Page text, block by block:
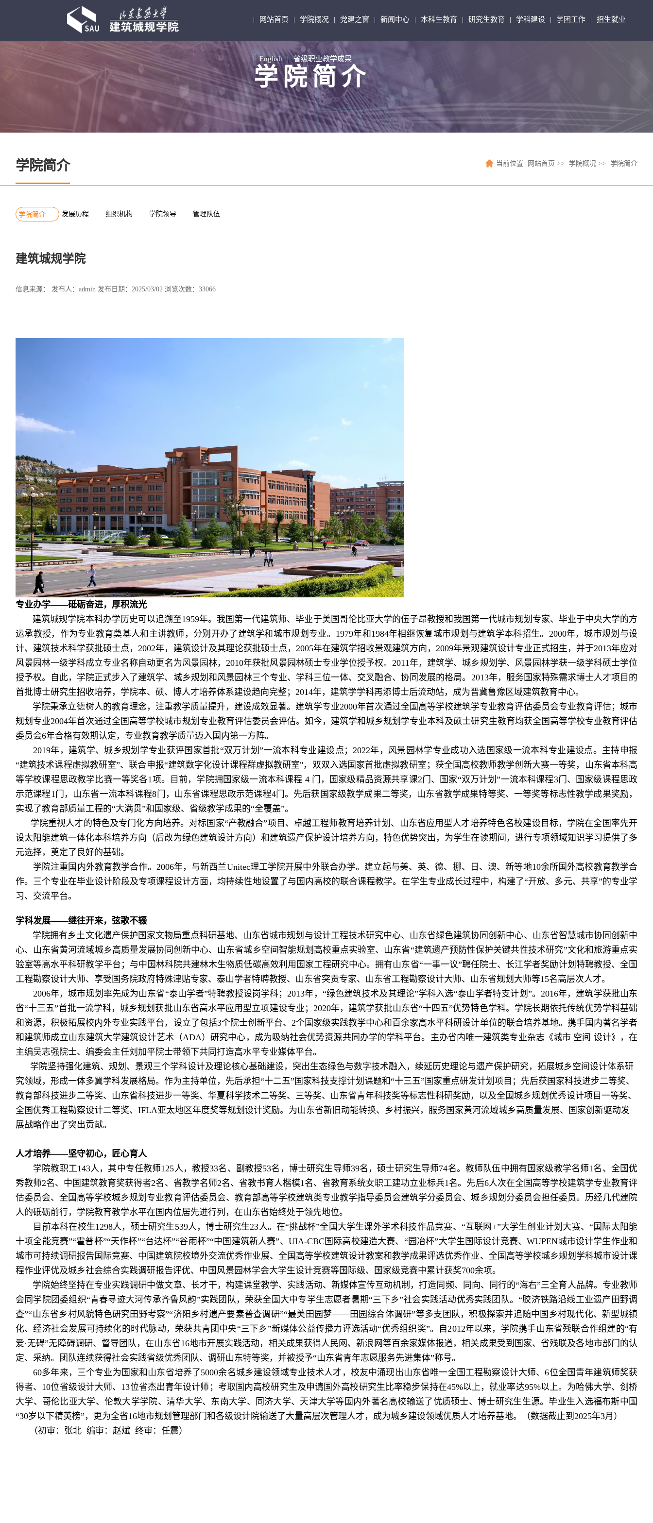
网站首页 学院概况 党建之窗 新闻中心 本科生教育 研究生教育 学科建设 学团工作 招生就业
| English | 省级职业教学成果
学院简介
学院简介 当前位置 网站首页 >> 学院概况 >> 学院简介
学院简介 发展历程 组织机构 学院领导 管理队伍
建筑城规学院
信息来源： 发布人：admin 发布日期：2025/03/02 浏览次数： 33066
专业办学——砥砺奋进，厚积流光
建筑城规学院本科办学历史可以追溯至1959年。我国第一代建筑师、毕业于美国哥伦比亚大学的伍子昂教授和我国第一代城市规划专家、毕业于中央大学的方
运承教授，作为专业教育奠基人和主讲教师，分别开办了建筑学和城市规划专业。1979年和1984年相继恢复城市规划与建筑学本科招生。2000年，城市规划与设
计、建筑技术科学获批硕士点，2002年，建筑设计及其理论获批硕士点，2005年在建筑学招收景观建筑方向，2009年景观建筑设计专业正式招生，并于2013年应对
风景园林一级学科成立专业名称自动更名为风景园林，2010年获批风景园林硕士专业学位授予权。2011年，建筑学、城乡规划学、风景园林学获一级学科硕士学位
授予权。自此，学院正式步入了建筑学、城乡规划和风景园林三个专业、学科三位一体、交叉融合、协同发展的格局。2013年，服务国家特殊需求博士人才项目的
首批博士研究生招收培养，学院本、硕、博人才培养体系建设趋向完整；2014年，建筑学学科再添博士后流动站，成为晋冀鲁豫区域建筑教育中心。
学院秉承立德树人的教育理念，注重教学质量提升，建设成效显著。建筑学专业2000年首次通过全国高等学校建筑学专业教育评估委员会专业教育评估；城市
规划专业2004年首次通过全国高等学校城市规划专业教育评估委员会评估。如今，建筑学和城乡规划学专业本科及硕士研究生教育均获全国高等学校专业教育评估
委员会6年合格有效期认定，专业教育教学质量迈入国内第一方阵。
2019年，建筑学、城乡规划学专业获评国家首批“双万计划”一流本科专业建设点；2022年，风景园林学专业成功入选国家级一流本科专业建设点。主持申报
“建筑技术课程虚拟教研室”、联合申报“建筑数字化设计课程群虚拟教研室"，双双入选国家首批虚拟教研室；获全国高校教师教学创新大赛一等奖，山东省本科高
等学校课程思政教学比赛一等奖各1项。目前，学院拥国家级一流本科课程 4 门，国家级精品资源共享课2门、国家“双万计划”一流本科课程3门、国家级课程思政
示范课程1门，山东省一流本科课程8门 ，山东省课程思政示范课程4门 。先后获国家级教学成果二等奖，山东省教学成果特等奖、一等奖等标志性教学成果奖励，
实现了教育部质量工程的“大满贯”和国家级、省级教学成果的“全覆盖”。
学院重视人才的特色及专门化方向培养。对标国家“产教融合”项目、卓越工程师教育培养计划、山东省应用型人才培养特色名校建设目标，学院在全国率先开
设太阳能建筑一体化本科培养方向（后改为绿色建筑设计方向）和建筑遗产保护设计培养方向，特色优势突出，为学生在读期间，进行专项领域知识学习提供了多
元选择，奠定了良好的基础。
学院注重国内外教育教学合作。2006年，与新西兰Unitec理工学院开展中外联合办学。建立起与美、英、德、挪、日、澳、新等地10余所国外高校教育教学合
作。三个专业在毕业设计阶段及专项课程设计方面，均持续性地设置了与国内高校的联合课程教学。在学生专业成长过程中，构建了“开放、多元、共享”的专业学
习、交流平台。
学科发展——继往开来，弦歌不辍
学院拥有乡土文化遗产保护国家文物局重点科研基地、山东省城市规划与设计工程技术研究中心、山东省绿色建筑协同创新中心、山东省智慧城市协同创新中
心、山东省黄河流域城乡高质量发展协同创新中心、山东省城乡空间智能规划高校重点实验室、山东省“建筑遗产预防性保护关键共性技术研究”文化和旅游重点实
验室等高水平科研教学平台；与中国林科院共建林木生物质低碳高效利用国家工程研究中心。拥有山东省“一事一议”聘任院士、长江学者奖励计划特聘教授、全国
工程勘察设计大师、享受国务院政府特殊津贴专家、泰山学者特聘教授、山东省突贡专家、山东省工程勘察设计大师、山东省规划大师等15名高层次人才。
2006年，城市规划率先成为山东省“泰山学者”特聘教授设岗学科；2013年，“绿色建筑技术及其理论”学科入选“泰山学者特支计划”。2016年，建筑学获批山东
省“十三五”首批一流学科，城乡规划获批山东省高水平应用型立项建设专业；2020年，建筑学获批山东省“十四五”优势特色学科。学院长期依托传统优势学科基础
和资源，积极拓展校内外专业实践平台，设立了包括3个院士创新平台、 2个国家级实践教学中心和百余家高水平科研设计单位的联合培养基地。携手国内著名学者
和建筑师成立山东建筑大学建筑设计艺术（ADA）研究中心，成为吸纳社会优势资源共同办学的学科平台。主办省内唯一建筑类专业杂志《城市 空间 设计》，在
主编吴志强院士、编委会主任刘加平院士带领下共同打造高水平专业媒体平台。
学院坚持强化建筑、规划、景观三个学科设计及理论核心基础建设，突出生态绿色与数字技术融入，续延历史理论与遗产保护研究，拓展城乡空间设计体系研
究领域，形成一体多翼学科发展格局。作为主持单位，先后承担“十二五”国家科技支撑计划课题和“十三五”国家重点研发计划项目；先后获国家科技进步二等奖、
教育部科技进步二等奖、山东省科技进步一等奖、华夏科学技术二等奖、三等奖、山东省青年科技奖等标志性科研奖励，以及全国城乡规划优秀设计项目一等奖、
全国优秀工程勘察设计二等奖、IFLA亚太地区年度奖等规划设计奖励。为山东省新旧动能转换、乡村振兴，服务国家黄河流域城乡高质量发展、国家创新驱动发
展战略作出了突出贡献。
人才培养——坚守初心，匠心育人
学院教职工143人，其中专任教师125人，教授33名、副教授53名，博士研究生导师39名，硕士研究生导师74名。教师队伍中拥有国家级教学名师1名、全国优
秀教师2名、中国建筑教育奖获得者2名、省教学名师2名、省教书育人楷模1名、省教育系统女职工建功立业标兵1名。先后6人次在全国高等学校建筑学专业教育评
估委员会、全国高等学校城乡规划专业教育评估委员会、教育部高等学校建筑类专业教学指导委员会建筑学分委员会、城乡规划分委员会担任委员。历经几代建院
人的砥砺前行，学院教育教学水平在国内位居先进行列，在山东省始终处于领先地位。
目前本科在校生1298人，硕士研究生539人，博士研究生23人。在“挑战杯”全国大学生课外学术科技作品竞赛、“互联网+”大学生创业计划大赛、“国际太阳能
十项全能竞赛”“霍普杯”“天作杯”“台达杯”“谷雨杯”“中国建筑新人赛”、UIA-CBC国际高校建造大赛、“园冶杯”大学生国际设计竞赛、WUPEN城市设计学生作业和
城市可持续调研报告国际竞赛、中国建筑院校境外交流优秀作业展、全国高等学校建筑设计教案和教学成果评选优秀作业、全国高等学校城乡规划学科城市设计课
程作业评优及城乡社会综合实践调研报告评优、中国风景园林学会大学生设计竞赛等国际级、国家级竞赛中累计获奖700余项。
学院始终坚持在专业实践调研中做文章、长才干，构建课堂教学、实践活动、新媒体宣传互动机制，打造同频、同向、同行的“海右”三全育人品牌。专业教师
会同学院团委组织“青春寻迹大河传承齐鲁风韵”实践团队，荣获全国大中专学生志愿者暑期“三下乡”社会实践活动优秀实践团队。“胶济铁路沿线工业遗产田野调
查”“山东省乡村风貌特色研究田野考察”“济阳乡村遗产要素普查调研”“最美田园梦——田园综合体调研”等多支团队，积极探索并追随中国乡村现代化、新型城镇
化、经济社会发展可持续化的时代脉动，荣获共青团中央“三下乡”新媒体公益传播力评选活动“优秀组织奖”。自2012年以来，学院携手山东省残联合作组建的“有
爱·无碍”无障碍调研、督导团队，在山东省16地市开展实践活动，相关成果获得人民网、新浪网等百余家媒体报道，相关成果受到国家、省残联及各地市部门的认
定、采纳。团队连续获得社会实践省级优秀团队、调研山东特等奖，并被授予“山东省青年志愿服务先进集体”称号。
60多年来，三个专业为国家和山东省培养了5000余名城乡建设领域专业技术人才，校友中涌现出山东省唯一全国工程勘察设计大师、6位全国青年建筑师奖获
得者、10位省级设计大师、13位省杰出青年设计师；考取国内高校研究生及申请国外高校研究生比率稳步保持在45%以上，就业率达95%以上。为哈佛大学、剑桥
大学、哥伦比亚大学、伦敦大学学院、清华大学、东南大学、同济大学、天津大学等国内外著名高校输送了优质硕士、博士研究生生源。毕业生入选福布斯中国
“30岁以下精英榜”，更为全省16地市规划管理部门和各级设计院输送了大量高层次管理人才，成为城乡建设领域优质人才培养基地。
（数据截止到2025年3月）
（初审： 张北 编审： 赵斌 终审：任震）